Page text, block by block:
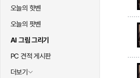
오늘의 핫벤
오늘의 팟벤
AI 그림 그리기
PC 견적 게시판
더보기